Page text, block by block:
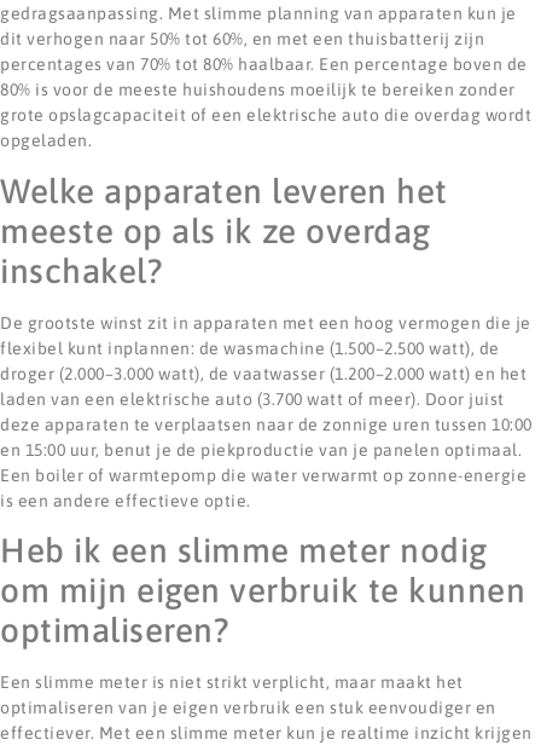
gedragsaanpassing. Met slimme planning van apparaten kun je
dit verhogen naar 50% tot 60%, en met een thuisbatterij zijn
percentages van 70% tot 80% haalbaar. Een percentage boven de
80% is voor de meeste huishoudens moeilijk te bereiken zonder
grote opslagcapaciteit of een elektrische auto die overdag wordt
opgeladen.
Welke apparaten leveren het
meeste op als ik ze overdag
inschakel?
De grootste winst zit in apparaten met een hoog vermogen die je
flexibel kunt inplannen: de wasmachine (1.500–2.500 watt), de
droger (2.000–3.000 watt), de vaatwasser (1.200–2.000 watt) en het
laden van een elektrische auto (3.700 watt of meer). Door juist
deze apparaten te verplaatsen naar de zonnige uren tussen 10:00
en 15:00 uur, benut je de piekproductie van je panelen optimaal.
Een boiler of warmtepomp die water verwarmt op zonne-energie
is een andere effectieve optie.
Heb ik een slimme meter nodig
om mijn eigen verbruik te kunnen
optimaliseren?
Een slimme meter is niet strikt verplicht, maar maakt het
optimaliseren van je eigen verbruik een stuk eenvoudiger en
effectiever. Met een slimme meter kun je realtime inzicht krijgen